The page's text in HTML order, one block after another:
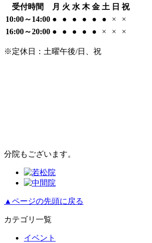
受付時間 月 火 水 木 金 土 日 祝
10:00～14:00 ● ● ● ● ● ● ×
×
16:00～20:00 ● ● ● ● ● × × ×
※定休日：土曜午後/日、祝
分院もございます。
▲ページの先頭に戻る
カテゴリ一覧
イベント